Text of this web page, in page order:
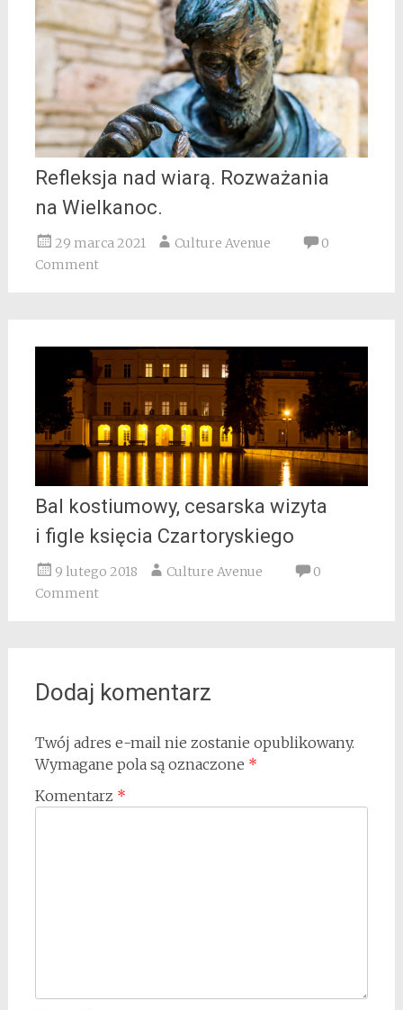
Refleksja nad wiarą. Rozważania
na Wielkanoc.
29 marca 2021 Culture Avenue
0
Comment
Bal kostiumowy, cesarska wizyta
i figle księcia Czartoryskiego
9 lutego 2018 Culture Avenue
0
Comment
Dodaj komentarz
Twój adres e-mail nie zostanie opublikowany.
Wymagane pola są oznaczone *
Komentarz *